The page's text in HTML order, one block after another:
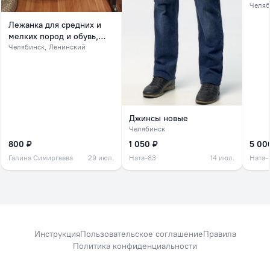
Лежанка для средних и
мелких пород и обувь,
обувь на зиму
Челябинск , Ленинский
800 ₽
Галина Симиргеева 29 июл.
Джинсы новые
Челябинск
1 050 ₽
Ната-83 14 июл.
5
Ната-
ИнструкцияПользовательское соглашениеПравила
Политика конфиденциальности